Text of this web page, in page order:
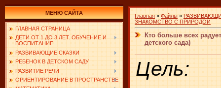
МЕНЮ САЙТА
ГЛАВНАЯ СТРАНИЦА
ДЕТИ ОТ 1 ДО 3 ЛЕТ. ОБУЧЕНИЕ И
ВОСПИТАНИЕ
РАЗВИВАЮЩИЕ СКАЗКИ
РЕБЕНОК В ДЕТСКОМ САДУ
РАЗВИТИЕ РЕЧИ
ОРИЕНТИРОВАНИЕ В ПРОСТРАНСТВЕ
Главная » Файлы »
ЗНАКОМСТВО С ПРИРОДОЙ
Кто больше всех
детского сада)
Цель: